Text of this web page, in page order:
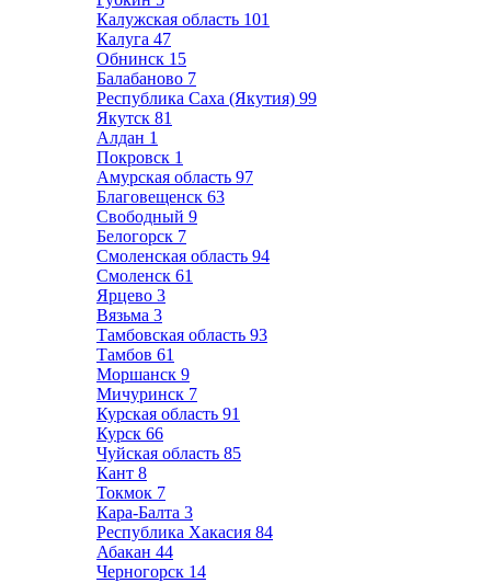
Калужская область 101
Калуга 47
Обнинск 15
Балабаново 7
Республика Саха (Якутия) 99
Якутск 81
Алдан 1
Покровск 1
Амурская область 97
Благовещенск 63
Свободный 9
Белогорск 7
Смоленская область 94
Смоленск 61
Ярцево 3
Вязьма 3
Тамбовская область 93
Тамбов 61
Моршанск 9
Мичуринск 7
Курская область 91
Курск 66
Чуйская область 85
Кант 8
Токмок 7
Кара-Балта 3
Республика Хакасия 84
Абакан 44
Черногорск 14